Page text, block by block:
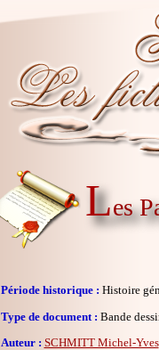
Les
Période historique : Histoire
Type de document : Bande
Auteur : SCHMITT Michel-Yves